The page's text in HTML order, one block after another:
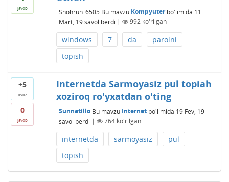
javob Shohruh_6505 Bu mavzu Kompyuterbo'limida 11
Mart, 19 savol berdi | 992ko'rilgan
windows 7 da
parolni
topish
+5
ovoz
0
javob
Internetda Sarmoyasiz pul topiah
xoziroq ro'yxatdan o'ting
Sunnatillo Bu mavzu Internetbo'limida 19 Fev, 19
savol berdi | 764ko'rilgan
internetda sarmoyasiz
pul
topish